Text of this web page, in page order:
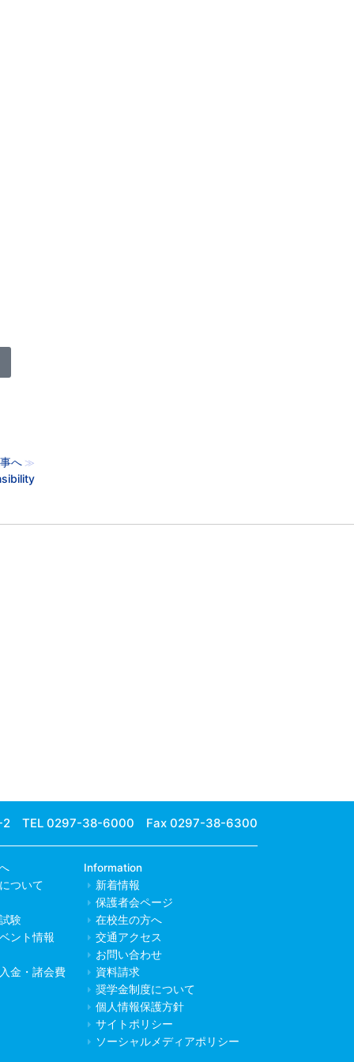
へ≫
2 TEL 0297-38-6000 Fax 0297-38-6300
ついて
験
ント情報
金・諸会費
Information
新着情報
保護者会ページ
在校生の方へ
交通アクセス
お問い合わせ
資料請求
奨学金制度について
個人情報保護方針
サイトポリシー
ソーシャルメディアポリシー